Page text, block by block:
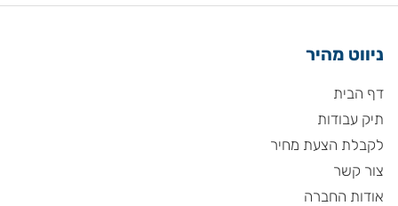
ניווט מהיר
דף הבית
תיק עבודות
לקבלת הצעת מחיר
צור קשר
אודות החברה